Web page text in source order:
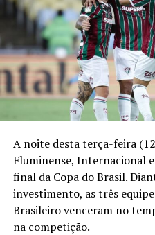
A noite desta terça-feira
Fluminense, Internacional
final da Copa do Brasil.
investimento, as três
Brasileiro venceram no
na competição.